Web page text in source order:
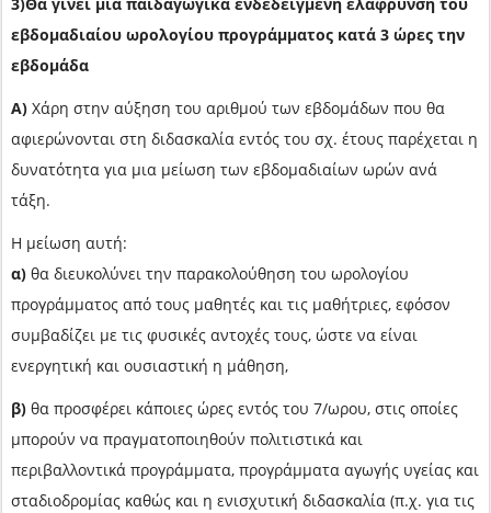
εβδομαδιαίου ωρολογίου προγράμματος κατά 3 ώρες την
εβδομάδα
Α) Χάρη στην αύξηση του αριθμού των εβδομάδων που θα
αφιερώνονται στη διδασκαλία εντός του σχ. έτους παρέχεται η
δυνατότητα για μια μείωση των εβδομαδιαίων ωρών ανά
τάξη.
Η μείωση αυτή:
α) θα διευκολύνει την παρακολούθηση του ωρολογίου
προγράμματος από τους μαθητές και τις μαθήτριες, εφόσον
συμβαδίζει με τις φυσικές αντοχές τους, ώστε να είναι
ενεργητική και ουσιαστική η μάθηση,
β) θα προσφέρει κάποιες ώρες εντός του 7/ωρου, στις οποίες
μπορούν να πραγματοποιηθούν πολιτιστικά και
περιβαλλοντικά προγράμματα, προγράμματα αγωγής υγείας και
σταδιοδρομίας καθώς και η ενισχυτική διδασκαλία (π.χ. για τις